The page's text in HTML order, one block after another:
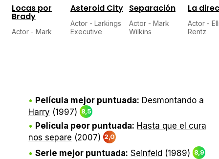
Locas por
Brady
Actor - Mark
Asteroid City
Actor - Larkings
Executive
Separación
Actor - Mark
Wilkins
La
Actor -
Rentz
Película mejor puntuada: Desmontando a
Harry (1997) 8,5
Película peor puntuada: Hasta que el cura
nos separe (2007) 2,0
Serie mejor puntuada: Seinfeld (1989) 8,9